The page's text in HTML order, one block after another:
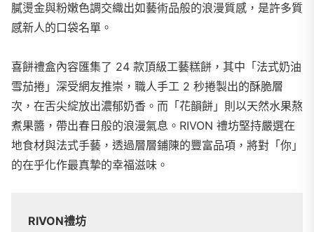
膩燙金與粉嫩色調交織出如藝術品般的浪漫質感，是許多質
感新人的口袋名單。
喜餅禮盒內容匯集了 24 款頂級工藝糕餅，其中「法式奶油
雪茄捲」深受網友推崇，職人手工 2 秒捲製出的酥脆層
次，在舌尖綻放出濃郁奶香。而「花韻餅」則以天然水果熬
煮果醬，帶出春日般的浪漫氣息。RIVON 禮坊堅持嚴選在
地食材與法式手藝，透過層層鋪陳的豐富品項，將對「你」
的在乎化作最真摯的幸福滋味。
RIVON禮坊